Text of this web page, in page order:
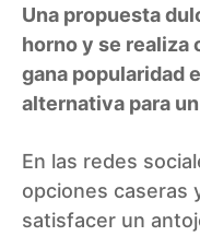
Una propuesta
horno y se realiza
gana popularidad
alternativa para
En las redes
opciones caseras
satisfacer un